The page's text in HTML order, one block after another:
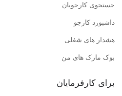
جستجوی کارجویان
داشبورد کارجو
هشدار های شغلی
بوک مارک های من
برای کارفرمایان